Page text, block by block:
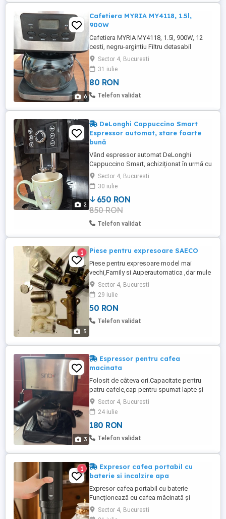
6
Cafetiera MYRIA MY4118, 1.5l,
900W
Cafetiera MYRIA MY4118, 1.5l, 900W, 12
cesti, negru-argintiu Filtru detasabil
(pentru a-l scoate, trageti in sus) Filtru
permanent din plastic Functie antipicurare
Functie mentinere cald Indicator nivel apa
pe rezervor Vas cafea termorezistent
Display LCD Picioare aderente Capacitate
Sector 4, Bucuresti
31 iulie
80 RON
Telefon validat
2
DeLonghi Cappuccino Smart
Espressor automat, stare foarte
bună
Vând espressor automat DeLonghi
Cappuccino Smart, achiziționat în urmă cu
aproximativ 3 ani. Funcționează perfect,
fără probleme tehnice. Prepară espresso
lung si scurt, Americano, Cappuccino,
lapte spuma. Are toate accesoriile
necesare. A fost utilizat și întreținut cu
grijă, cu decalcifieri și curățări ...
Sector 4, Bucuresti
30 iulie
650 RON
850 RON
Telefon validat
5
1 Piese pentru expresoare SAECO
Piese pentru expresoare model mai
vechi,Family si Auperautomatica ,dar mule
merg si pe alte modele!
Sector 4, Bucuresti
29 iulie
50 RON
Telefon validat
3
Espressor pentru cafea
macinata
Folosit de câteva ori.Capacitate pentru
patru cafele,cap pentru spumat lapte și
lingură pentru dozarea cafelei.
Sector 4, Bucuresti
24 iulie
180 RON
Telefon validat
1
Expresor cafea portabil cu
baterie si incalzire apa
Expresor cafea portabil cu baterie
Funcționează cu cafea măcinată și
capsule Nescafe. Poate funcționa cu apa
calda sau rece sau poate încălzi aparatul
Sector 4, Bucuresti